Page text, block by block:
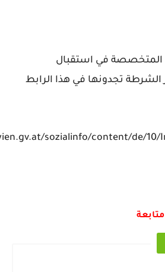
المتخصصة في استقبال
تجدونها في هذا الرابط
sozialinfo/content/de/10/